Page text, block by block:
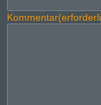
Kommentar